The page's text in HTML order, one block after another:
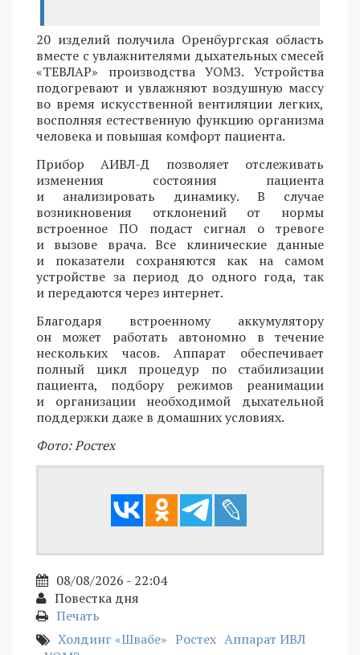
20 изделий получила Оренбургская область
вместе с увлажнителями дыхательных смесей
«ТЕВЛАР» производства УОМЗ. Устройства
подогревают и увлажняют воздушную массу
во время искусственной вентиляции легких,
восполняя естественную функцию организма
человека и повышая комфорт пациента.
Прибор АИВЛ-Д позволяет отслеживать
изменения состояния пациента
и анализировать динамику. В случае
возникновения отклонений от нормы
встроенное ПО подаст сигнал о тревоге
и вызове врача. Все клинические данные
и показатели сохраняются как на самом
устройстве за период до одного года, так
и передаются через интернет.
Благодаря встроенному аккумулятору
он может работать автономно в течение
нескольких часов. Аппарат обеспечивает
полный цикл процедур по стабилизации
пациента, подбору режимов реанимации
и организации необходимой дыхательной
поддержки даже в домашних условиях.
Фото: Ростех
08/08/2026 - 22:04
Повестка дня
Печать
Холдинг «Швабе» Ростех Аппарат ИВЛ